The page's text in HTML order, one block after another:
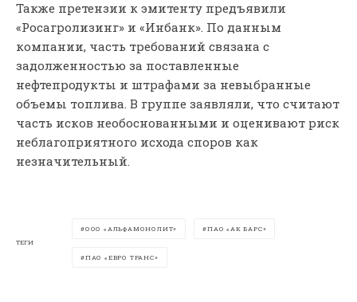
Также претензии к эмитенту предъявили
«Росагролизинг» и «Инбанк». По данным
компании, часть требований связана с
задолженностью за поставленные
нефтепродукты и штрафами за невыбранные
объемы топлива. В группе заявляли, что считают
часть исков необоснованными и оценивают риск
неблагоприятного исхода споров как
незначительный.
ТЕГИ
ООО «АЛЬФАМОНОЛИТ» ПАО «АК БАРС»
ПАО «ЕВРО ТРАНС»